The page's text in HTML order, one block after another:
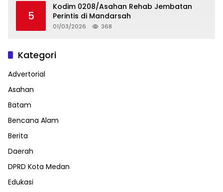
5
Kodim 0208/Asahan Rehab Jembatan
Perintis di Mandarsah
01/03/2026 368
Kategori
Advertorial
Asahan
Batam
Bencana Alam
Berita
Daerah
DPRD Kota Medan
Edukasi